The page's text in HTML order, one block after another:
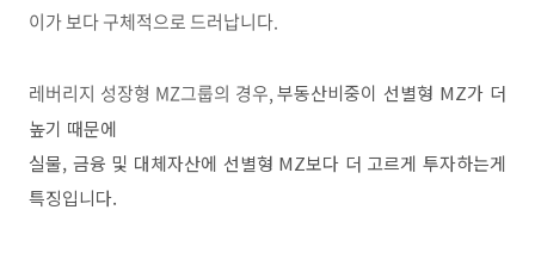
이가 보다 구체적으로 드러납니다.
레버리지 성장형 MZ그룹의 경우, 부동산비중이 선별형 MZ가 더
높기 때문에
실물, 금융 및 대체자산에 선별형 MZ보다 더 고르게 투자하는게
특징입니다.